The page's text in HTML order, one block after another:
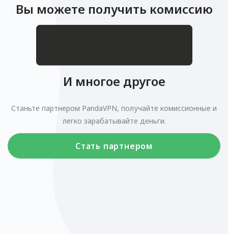
Вы можете получить комиссию
.
И многое другое
Станьте партнером PandaVPN, получайте комиссионные и
легко зарабатывайте деньги.
Стать партнером